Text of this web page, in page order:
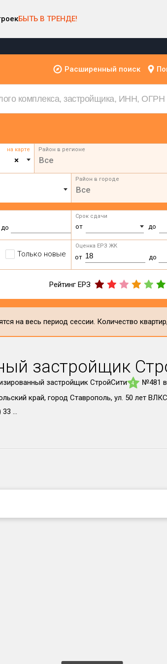
БЫТЬ В ТРЕНДЕ!
Расширенный поиск
на карте
×
Район в регионе
Все
Район в городе
Все
до
Срок сдачи
от до
Только новые
Оценка ЕРЗ ЖК
от до
Рейтинг ЕРЗ
на весь период сессии. Количество
застройщик
застройщик СтройСити 4
№481
край, город Ставрополь, ул. 50 лет
...